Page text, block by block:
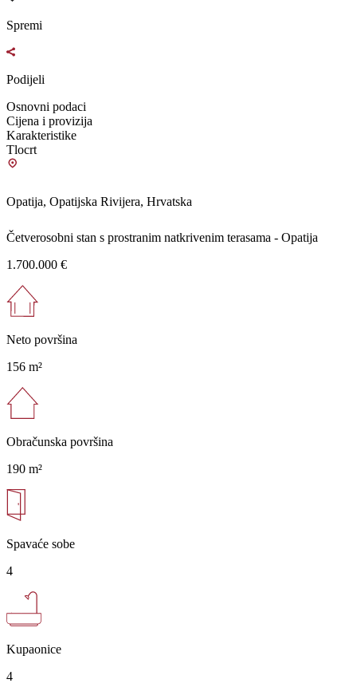
Spremi
Podijeli
Osnovni podaci
Cijena i provizija
Karakteristike
Tlocrt
Opatija, Opatijska Rivijera, Hrvatska
Četverosobni stan s prostranim natkrivenim terasama - Opatija
1.700.000 €
Neto površina
156 m²
Obračunska površina
190 m²
Spavaće sobe
4
Kupaonice
4